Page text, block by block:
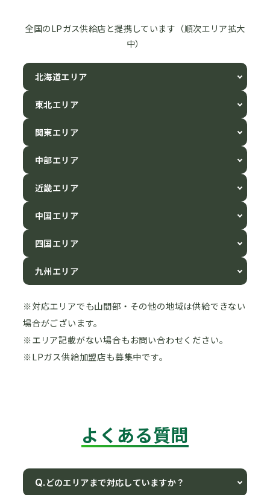
全国のLPガス供給店と提携しています（順次エリア拡大
中）
北海道エリア
東北エリア
関東エリア
中部エリア
近畿エリア
中国エリア
四国エリア
九州エリア
※対応エリアでも山間部・その他の地域は供給できない
場合がございます。
※エリア記載がない場合もお問い合わせください。
※LPガス供給加盟店も募集中です。
よくある質問
Q. どのエリアまで対応していますか？